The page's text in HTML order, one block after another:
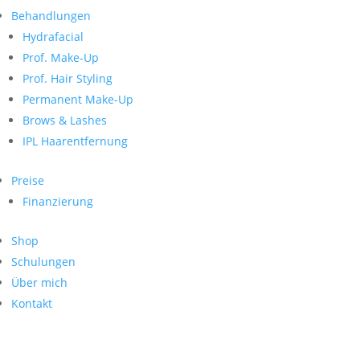
Behandlungen
Hydrafacial
Prof. Make-Up
Prof. Hair Styling
Permanent Make-Up
Brows & Lashes
IPL Haarentfernung
Preise
Finanzierung
Shop
Schulungen
Über mich
Kontakt
nach:
Neueste Kommentare
Archiv
Kategorien
Keine Kategorien
Meta
Anmelden
Feed der Einträge
WordPress.org
Search
nach:
Archive
Kontakt
Impressum
Datenschutz